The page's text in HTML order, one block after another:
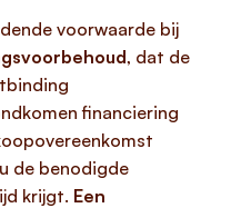
voorwaarde bij
, dat de
financiering
de benodigde
krijgt. Een